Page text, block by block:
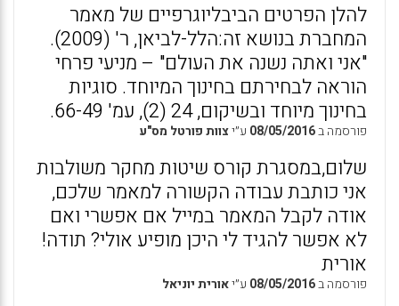
להלן הפרטים הביבליוגרפיים של מאמר
המחברת בנושא זה:הלל-לביאן, ר' (2009).
"אני ואתה נשנה את העולם" – מניעי פרחי
הוראה לבחירתם בחינוך המיוחד. סוגיות
בחינוך מיוחד ובשיקום, 24 (2), עמ' 66-49.
פורסמה ב08/05/2016 ע״יצוות פורטל מס"ע
שלום,במסגרת קורס שיטות מחקר משולבות
אני כותבת עבודה הקשורה למאמר שלכם,
אודה לקבל המאמר במייל אם אפשרי ואם
לא אפשר להגיד לי היכן מופיע אולי? תודה!
אורית
פורסמה ב08/05/2016 ע״יאורית יוניאל